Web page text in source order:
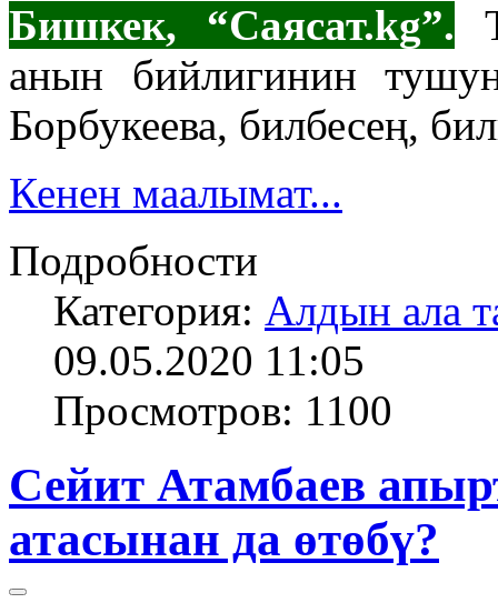
Бишкек, “Саясат.kg”.
анын бийлигинин
Борбукеева, билбесең,
Кенен маалымат...
Подробности
Категория: Алдын ала
09.05.2020 11:05
Просмотров: 1100
Сейит Атамбаев
атасынан да өтөбү?